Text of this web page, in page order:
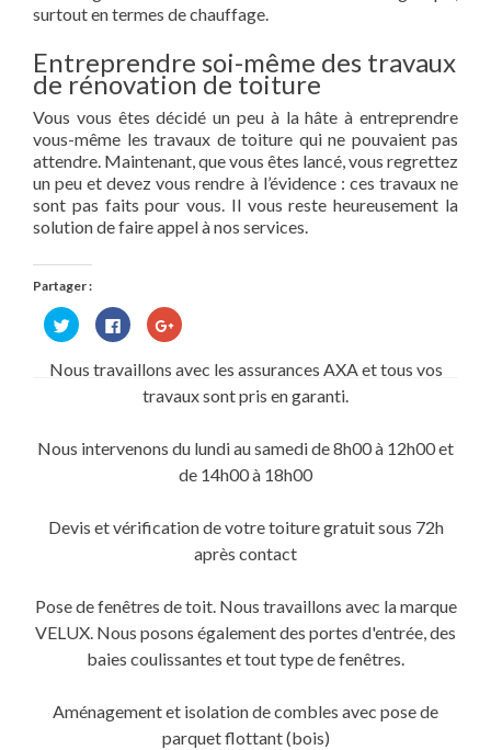
surtout en termes de chauffage.
Entreprendre soi-même des travaux
de rénovation de toiture
Vous vous êtes décidé un peu à la hâte à entreprendre
vous-même les travaux de toiture qui ne pouvaient pas
attendre. Maintenant, que vous êtes lancé, vous regrettez
un peu et devez vous rendre à l’évidence : ces travaux ne
sont pas faits pour vous. Il vous reste heureusement la
solution de faire appel à nos services.
Partager :
Cliquez
pour
partager
Twitter(ouvre
Cliquez
pour
partager
sur
Facebook(ouvre
dans
une
Cliquez
pour
Google+
dans
fenêtre)
Nous travaillons avec les assurances AXA et tous vos
travaux sont pris en garanti.
Nous intervenons du lundi au samedi de 8h00 à 12h00 et
de 14h00 à 18h00
Devis et vérification de votre toiture gratuit sous 72h
après contact
Pose de fenêtres de toit. Nous travaillons avec la marque
VELUX. Nous posons également des portes d'entrée, des
baies coulissantes et tout type de fenêtres.
Aménagement et isolation de combles avec pose de
parquet flottant (bois)